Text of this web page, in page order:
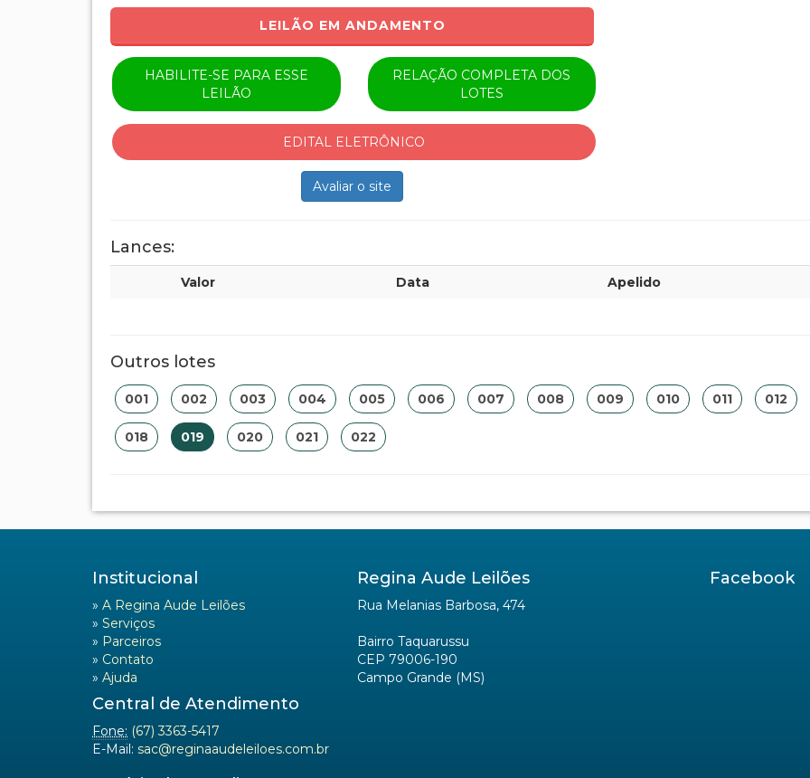
LEILÃO EM ANDAMENTO
HABILITE-SE PARA ESSE
LEILÃO
RELAÇÃO COMPLETA DOS
LOTES
EDITAL ELETRÔNICO
Avaliar o site
Lances:
Valor Data Apelido
Outros lotes
001 002 003 004 005 006 007 008 009 010 011 012
018 019 020 021 022
Institucional
» A Regina Aude Leilões
» Serviços
» Parceiros
» Contato
» Ajuda
Central de Atendimento
Fone: (67) 3363-5417
E-Mail: sac@reginaaudeleiloes.com.br
Regina Aude Leilões
Rua Melanias Barbosa, 474
Bairro Taquarussu
CEP 79006-190
Campo Grande (MS)
Facebook